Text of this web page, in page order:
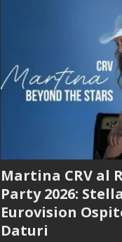
Martina CRV al
Party 2026:
Eurovision
Daturi